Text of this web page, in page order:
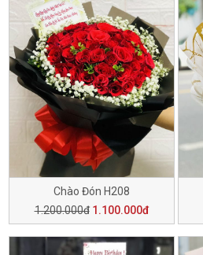
Chào Đón H208
1.200.000đ 1.100.000đ